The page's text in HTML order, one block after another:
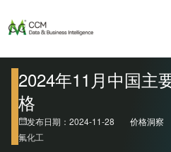
2024年11月中国主
格
发布日期：2024-11-28
价格洞察
氟化工